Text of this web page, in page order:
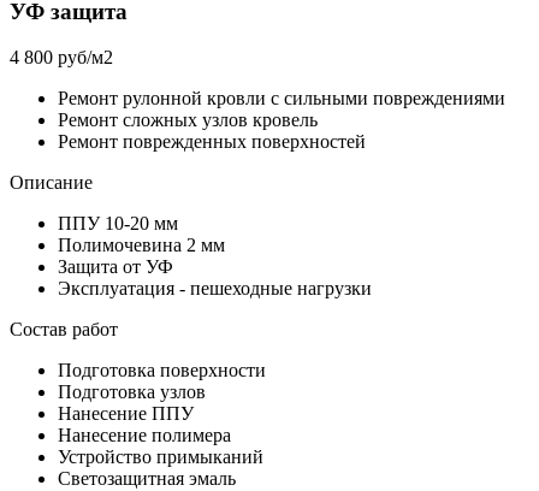
УФ защита
4 800 руб/м2
Ремонт рулонной кровли с сильными повреждениями
Ремонт сложных узлов кровель
Ремонт поврежденных поверхностей
Описание
ППУ 10-20 мм
Полимочевина 2 мм
Защита от УФ
Эксплуатация - пешеходные нагрузки
Состав работ
Подготовка поверхности
Подготовка узлов
Нанесение ППУ
Нанесение полимера
Устройство примыканий
Светозащитная эмаль